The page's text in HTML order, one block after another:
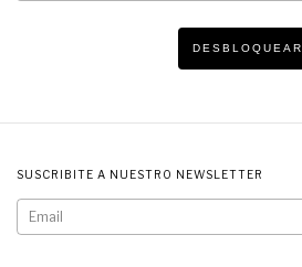
DESBLOQUEAR
SUSCRIBITE A NUESTRO NEWSLETTER